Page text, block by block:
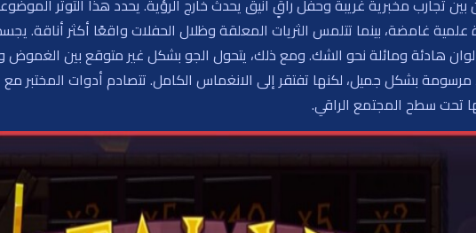
غامضة، بينما تتلمس الثريات المعلقة وظلال الحفلات واقعًا أكثر أناقة.
هادئة ومائلة نحو الشك. ومع ذلك، يتحول الجو بشكل غير متوقع بين الغموض
مرسومة بشكل جميل، لكنها تفتقر إلى الانغماس الكامل. تتصادم أدوات المختبر
تحت سطح المجتمع الراقي.